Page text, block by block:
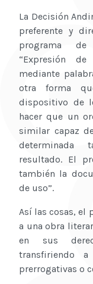
La Decisión
preferente y
programa de
“Expresión
mediante
otra forma
dispositivo de
hacer que un
similar capaz
determinada
resultado. El
también la
de uso”.
Así las cosas, el
a una obra
en sus
transfiriendo
prerrogativas o